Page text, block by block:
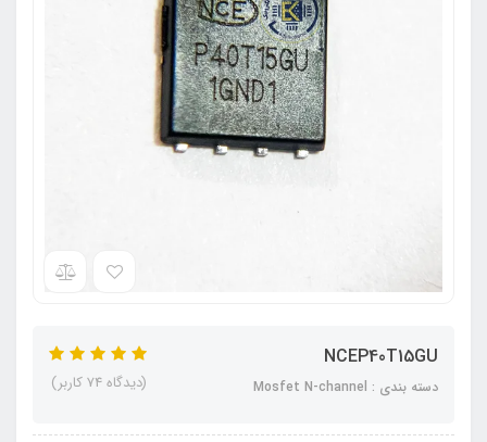
NCEP40T15GU
دسته بندی : Mosfet N-channel (دیدگاه 74 کاربر)